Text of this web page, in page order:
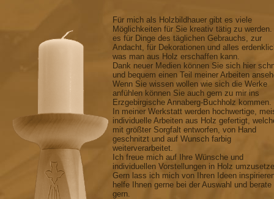
Für mich als Holzbildhauer gibt es viele
Möglichkeiten für Sie kreativ tätig zu
es für Dinge des täglichen Gebrauchs, zur
Andacht, für Dekorationen und alles
was man aus Holz erschaffen kann.
Dank neuer Medien können Sie sich hier
und bequem einen Teil meiner Arbeiten
Wenn Sie wissen wollen wie sich die Werke
anfühlen können Sie auch gern zu mir ins
Erzgebirgische Annaberg-Buchholz kommen.
In meiner Werkstatt werden hochwertige,
individuelle Arbeiten aus Holz gefertigt,
mit größter Sorgfalt entworfen, von Hand
geschnitzt und auf Wunsch farbig
weiterverarbeitet.
Ich freue mich auf Ihre Wünsche und
individuellen Vorstellungen in Holz
Gern lass ich mich von Ihren Ideen
helfe Ihnen gerne bei der Auswahl und berate
gern.